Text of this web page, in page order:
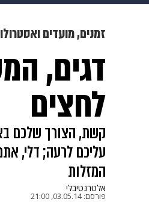
מוזיקה
דיגיטל
זמנים, מועדים
דגים,
לחצים
קשת, הצורך שלכם
עליכם לרעה; דלי,
המזלות
אלטרנטיבלי
פורסם:03.05.14, 21:00